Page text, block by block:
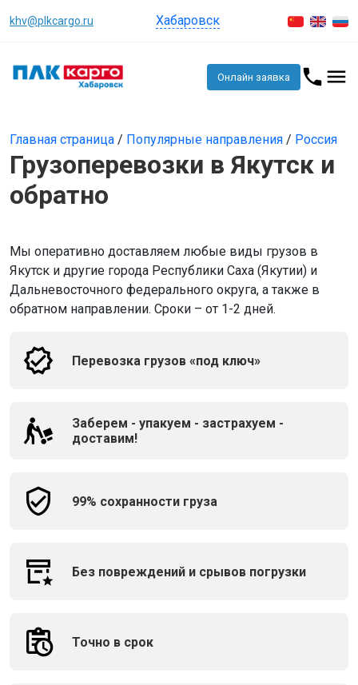
khv@plkcargo.ru Хабаровск
Онлайн заявка
Главная страница / Популярные направления / Россия
Грузоперевозки в Якутск и
обратно
Мы оперативно доставляем любые виды грузов в
Якутск и другие города Республики Саха (Якутии) и
Дальневосточного федерального округа, а также в
обратном направлении. Сроки – от 1-2 дней.
Перевозка грузов «под ключ»
Заберем - упакуем - застрахуем -
доставим!
99% сохранности груза
Без повреждений и срывов погрузки
Точно в срок